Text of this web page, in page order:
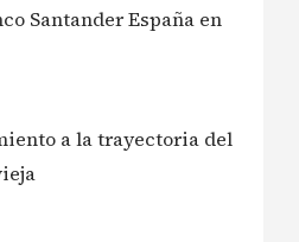
Santander España en
a la trayectoria del